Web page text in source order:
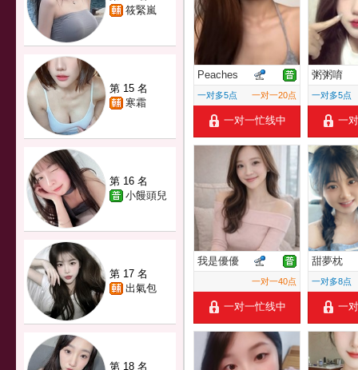
筱緊嵐
第 15 名
寒霜
第 16 名
小饅頭兒
第 17 名
出氣包
第 18 名
Peaches
一对多5点 一对一20点
一对一忙线中
粥粥唷
一对多5点
一
我是優優
一对一40点
一对一忙线中
甜夢枕
一对多8点
一